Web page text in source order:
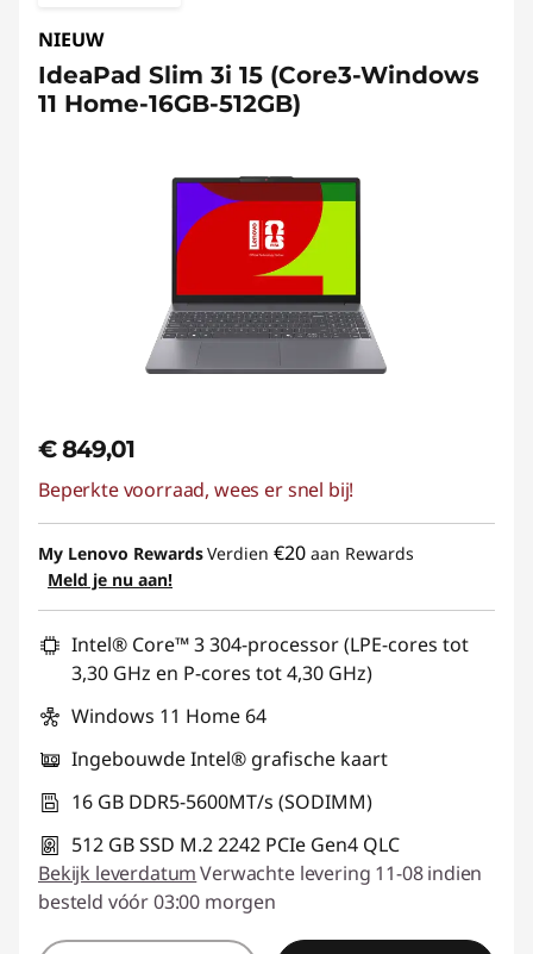
NIEUW
IdeaPad Slim 3i 15 (Core3-Windows
11 Home-16GB-512GB)
€ 849,01
Beperkte voorraad, wees er snel bij!
My Lenovo RewardsVerdien €20 aan Rewards
Meld je nu aan!
Intel® Core™ 3 304-processor (LPE-cores tot
3,30 GHz en P-cores tot 4,30 GHz)
Windows 11 Home 64
Ingebouwde Intel® grafische kaart
16 GB DDR5-5600MT/s (SODIMM)
512 GB SSD M.2 2242 PCIe Gen4 QLC
Bekijk leverdatumVerwachte levering 11-08 indien
besteld vóór 03:00 morgen